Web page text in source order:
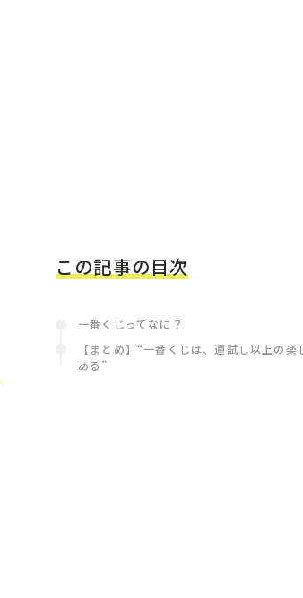
この記事の目次
一番くじってなに？
【まとめ】“一番くじは、運試し以上の楽
ある”